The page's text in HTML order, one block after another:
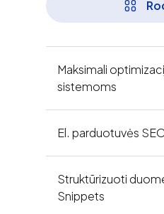
Maksimali
sistemoms
El. parduotuvės
Struktūrizuoti
Snippets